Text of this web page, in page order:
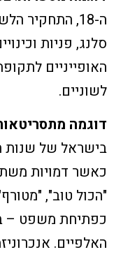
ה-18, התחקיר
סלנג, פניות
האופייניים
לשוניים.
דוגמה
כאשר דמויות
"הכול טוב",
כפתיחת משפט –
האלפיים.